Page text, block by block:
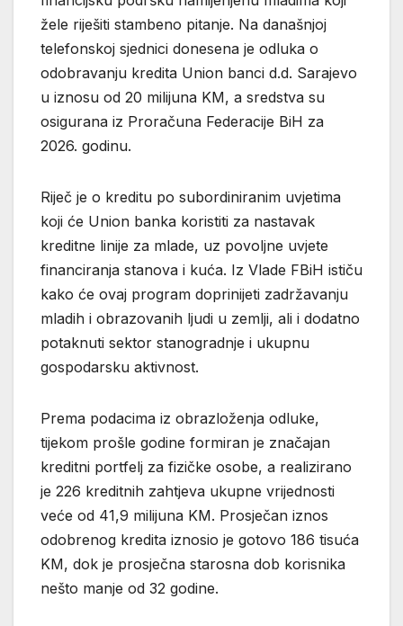
žele riješiti stambeno pitanje. Na današnjoj
telefonskoj sjednici donesena je odluka o
odobravanju kredita Union banci d.d. Sarajevo
u iznosu od 20 milijuna KM, a sredstva su
osigurana iz Proračuna Federacije BiH za
2026. godinu.
Riječ je o kreditu po subordiniranim uvjetima
koji će Union banka koristiti za nastavak
kreditne linije za mlade, uz povoljne uvjete
financiranja stanova i kuća. Iz Vlade FBiH ističu
kako će ovaj program doprinijeti zadržavanju
mladih i obrazovanih ljudi u zemlji, ali i dodatno
potaknuti sektor stanogradnje i ukupnu
gospodarsku aktivnost.
Prema podacima iz obrazloženja odluke,
tijekom prošle godine formiran je značajan
kreditni portfelj za fizičke osobe, a realizirano
je 226 kreditnih zahtjeva ukupne vrijednosti
veće od 41,9 milijuna KM. Prosječan iznos
odobrenog kredita iznosio je gotovo 186 tisuća
KM, dok je prosječna starosna dob korisnika
nešto manje od 32 godine.